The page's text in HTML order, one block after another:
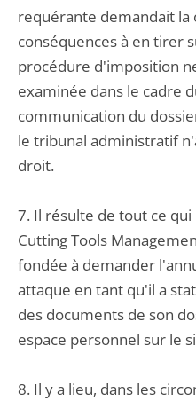
requérante demandait
conséquences à en tirer
procédure d'imposition
examinée dans le cadre
communication du
le tribunal administratif
droit.
7. Il résulte de tout ce
Cutting Tools
fondée à demander
attaque en tant qu'il a
des documents de son
espace personnel sur le
8. Il y a lieu, dans les